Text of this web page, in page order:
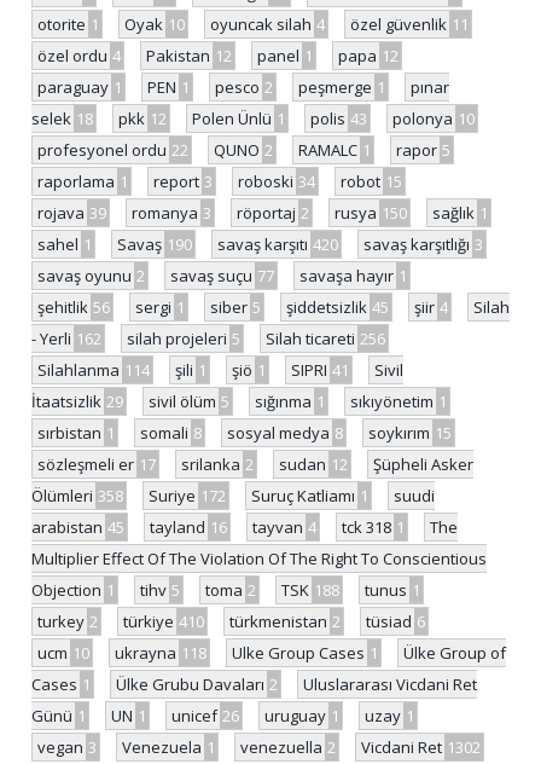
otorite 1 Oyak 10 oyuncak silah 4 özel güvenlik 11
özel ordu 4 Pakistan 12 panel 1 papa 12
paraguay 1 PEN 1 pesco 2 peşmerge 1
pınar
selek 18 pkk 12 Polen Ünlü 1 polis 43 polonya 10
profesyonel ordu 22 QUNO 2 RAMALC 1 rapor 5
raporlama 1 report 3 roboski 34 robot 15
rojava 39 romanya 3 röportaj 2 rusya 150 sağlık 1
sahel 1 Savaş 190 savaş karşıtı 420 savaş karşıtlığı 3
savaş oyunu 2 savaş suçu 77 savaşa hayır 1
şehitlik 56 sergi 1 siber 5 şiddetsizlik 45 şiir 4
Silah
- Yerli 162 silah projeleri 5 Silah ticareti 256
Silahlanma 114 şili 1 şiö 1 SIPRI 41
Sivil
İtaatsizlik 29 sivil ölüm 5 sığınma 1 sıkıyönetim 1
sırbistan 1 somali 8 sosyal medya 8 soykırım 15
sözleşmeli er 17 srilanka 2 sudan 12
Şüpheli Asker
Ölümleri 358 Suriye 172 Suruç Katliamı 1
suudi
arabistan 45 tayland 16 tayvan 4 tck 318 1
The
Multiplier Effect Of The Violation Of The Right To Conscientious
Objection 1 tihv 5 toma 2 TSK 188 tunus 1
turkey 2 türkiye 410 türkmenistan 2 tüsiad 6
ucm 10 ukrayna 118 Ulke Group Cases 1
Ülke Group of
Cases 1 Ülke Grubu Davaları 2
Uluslararası Vicdani Ret
Günü 1 UN 1 unicef 26 uruguay 1 uzay 1
vegan 3 Venezuela 1 venezuella 2 Vicdani Ret 1302